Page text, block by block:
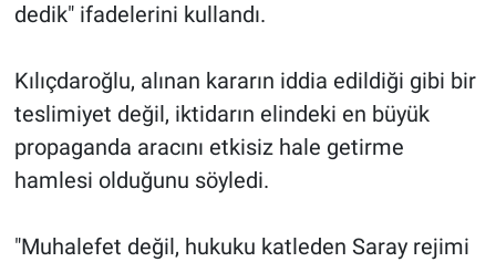
dedik" ifadelerini kullandı.
Kılıçdaroğlu, alınan kararın iddia edildiği gibi bir
teslimiyet değil, iktidarın elindeki en büyük
propaganda aracını etkisiz hale getirme
hamlesi olduğunu söyledi.
"Muhalefet değil, hukuku katleden Saray rejimi